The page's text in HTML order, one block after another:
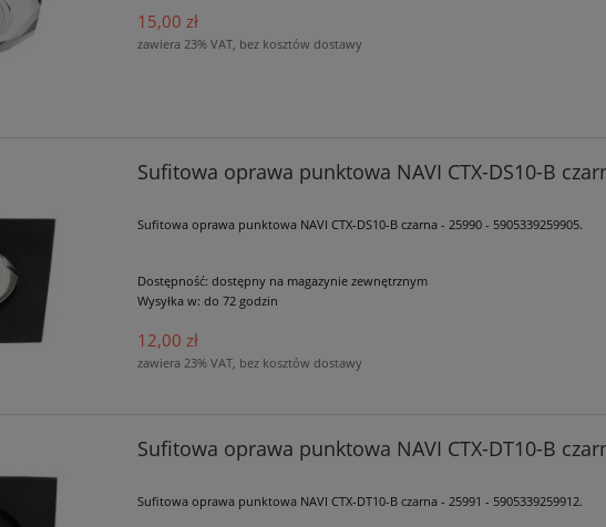
15,00 zł
zawiera 23% VAT, bez kosztów dostawy
Sufitowa oprawa punktowa NAVI CTX-DS10-B
Sufitowa oprawa punktowa NAVI CTX-DS10-B czarna - 25990 - 5905339259905.
Dostępność: dostępny na magazynie zewnętrznym
Wysyłka w: do 72 godzin
12,00 zł
zawiera 23% VAT, bez kosztów dostawy
Sufitowa oprawa punktowa NAVI CTX-DT10-B
Sufitowa oprawa punktowa NAVI CTX-DT10-B czarna - 25991 - 5905339259912.